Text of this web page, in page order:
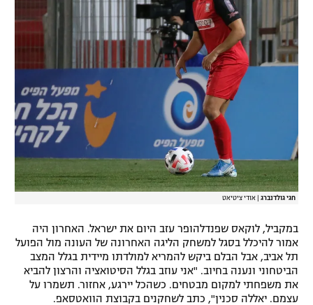
חגי גולדנברג אודי ציטיאט
במקביל, לוקאס שפנדלהופר עזב היום את ישראל. האחרון היה
אמור להיכלל בסגל למשחק הליגה האחרונה של העונה מול הפועל
תל אביב, אבל הבלם ביקש להמריא למולדתו מיידית בגלל המצב
הביטחוני ונענה בחיוב. "אני עוזב בגלל הסיטואציה והרצון להביא
את משפחתי למקום מבטחים. כשהכל יירגע, אחזור. תשמרו על
עצמם. יאללה סכנין", כתב לשחקנים בקבוצת הוואטסאפ.